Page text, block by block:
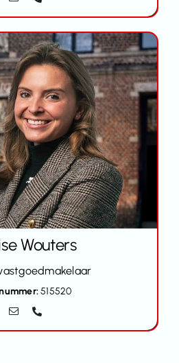
Wouters
515520